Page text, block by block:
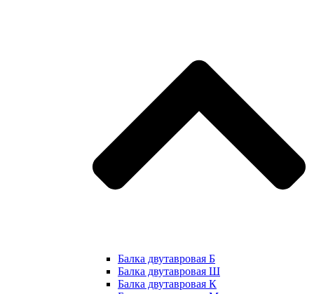
Балка двутавровая Б
Балка двутавровая Ш
Балка двутавровая К